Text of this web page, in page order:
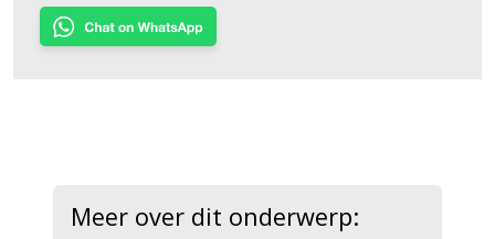
Meer over dit onderwerp: